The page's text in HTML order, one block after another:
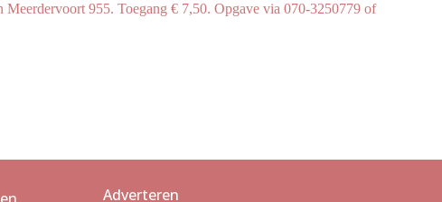
Meerdervoort 955. Toegang € 7,50. Opgave via 070-3250779 of
Adverteren